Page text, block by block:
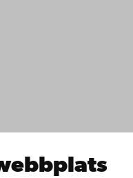
med oss
lärande